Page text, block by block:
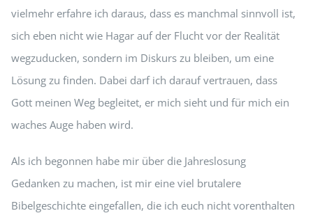
vielmehr erfahre ich daraus, dass es manchmal sinnvoll ist,
sich eben nicht wie Hagar auf der Flucht vor der Realität
wegzuducken, sondern im Diskurs zu bleiben, um eine
Lösung zu finden. Dabei darf ich darauf vertrauen, dass
Gott meinen Weg begleitet, er mich sieht und für mich ein
waches Auge haben wird.
Als ich begonnen habe mir über die Jahreslosung
Gedanken zu machen, ist mir eine viel brutalere
Bibelgeschichte eingefallen, die ich euch nicht vorenthalten